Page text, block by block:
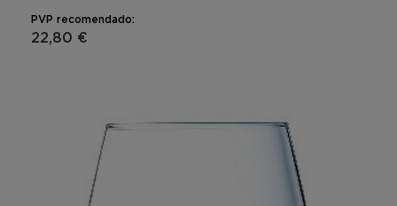
PVP recomendado:
22,80 €